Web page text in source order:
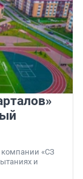
«СЗ
и